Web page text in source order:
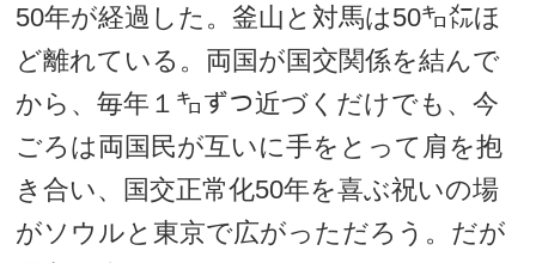
50年が経過した。釜山と対馬は50㌔㍍ほ
ど離れている。両国が国交関係を結んで
から、毎年１㌔ずつ近づくだけでも、今
ごろは両国民が互いに手をとって肩を抱
き合い、国交正常化50年を喜ぶ祝いの場
がソウルと東京で広がっただろう。だが